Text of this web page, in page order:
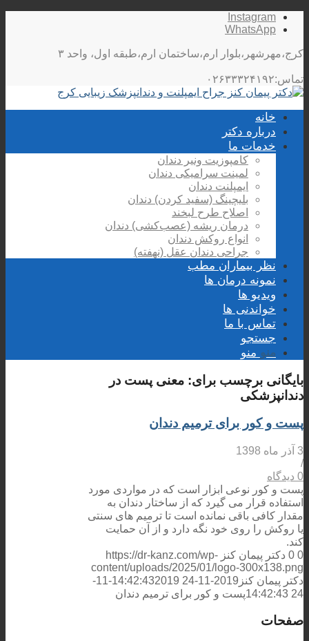
Instagram
WhatsApp
کرج،مهرشهر،بلوار ارم،ساختمان ارم،طبقه اول، واحد ۳
تماس:۰۲۶۳۳۳۲۴۱۹۲
خانه
درباره دکتر
خدمات ما
کامپوزیت ونیر دندان
لمینت سرامیکی دندان
ایمپلنت دندان
بلیچینگ (سفید کردن) دندان
اصلاح طرح لبخند
درمان ریشه (عصب‌کشی) دندان
انواع روکش دندان
جراحی دندان عقل (نهفته)
نظر بیماران مطب
نمونه درمان ها
ویدیو ها
خواندنی ها
تماس با ما
جستجو
منو منو
بایگانی برچسب برای: معنی پست در
دندانپزشکی
پست و کور برای ترمیم دندان
3 آذر ماه 1398
/
0 دیدگاه
پست و کور نوعی ابزار است که در مواردی مورد
استفاده قرار می گیرد که از ساختار دندان به
مقدار کافی باقی نمانده است تا ترمیم های سنتی
یا روکش را روی خود نگه دارد و از آن حمایت
کند.
0
0 دکتر پیمان کنز https://dr-kanz.com/wp-
content/uploads/2025/01/logo-300x138.png
دکتر پیمان کنز 2019-11-24 14:42:43
2019-11-
24 14:42:43
پست و کور برای ترمیم دندان
صفحات